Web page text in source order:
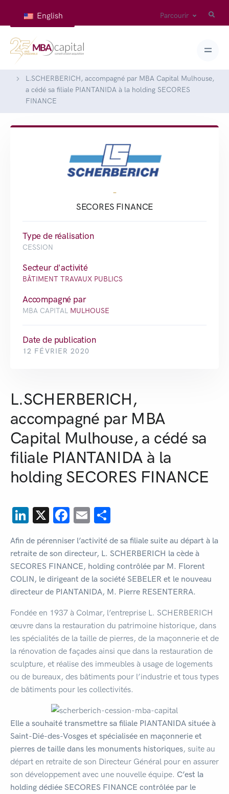
English Parcourir
L.SCHERBERICH, accompagné par MBA Capital Mulhouse,
a cédé sa filiale PIANTANIDA à la holding SECORES
FINANCE
-
SECORES FINANCE
Type de réalisation
CESSION
Secteur d'activité
BÂTIMENT TRAVAUX PUBLICS
Accompagné par
MBA CAPITAL MULHOUSE
Date de publication
12 FÉVRIER 2020
L.SCHERBERICH,
accompagné par MBA
Capital Mulhouse, a cédé sa
filiale PIANTANIDA à la
holding SECORES FINANCE
LinkedIn
X Facebook
Email
Afin de pérenniser l’activité de sa filiale suite au départ à la
retraite de son directeur, L. SCHERBERICH la cède à
SECORES FINANCE, holding contrôlée par M. Florent
COLIN, le dirigeant de la société SEBELER et le nouveau
directeur de PIANTANIDA, M. Pierre RESENTERRA.
Fondée en 1937 à Colmar, l’entreprise L. SCHERBERICH
œuvre dans la restauration du patrimoine historique, dans
les spécialités de la taille de pierres, de la maçonnerie et de
la rénovation de façades ainsi que dans la restauration de
sculpture, et réalise des immeubles à usage de logements
ou de bureaux, des bâtiments pour l’industrie et tous types
de bâtiments pour les collectivités.
Elle a souhaité transmettre sa filiale PIANTANIDA située à
Saint-Dié-des-Vosges et spécialisée en maçonnerie et
pierres de taille dans les monuments historiques, suite au
départ en retraite de son Directeur Général pour en assurer
son développement avec une nouvelle équipe. C’est la
holding dédiée SECORES FINANCE contrôlée par le